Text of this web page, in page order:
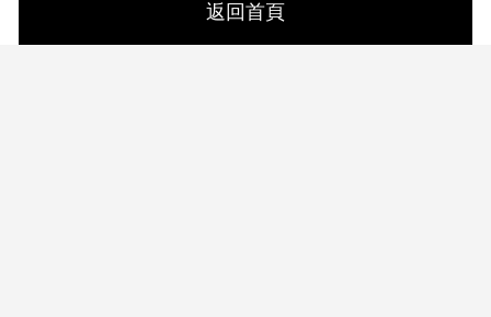
返回首頁